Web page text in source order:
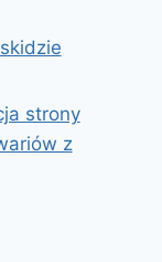
strony
z